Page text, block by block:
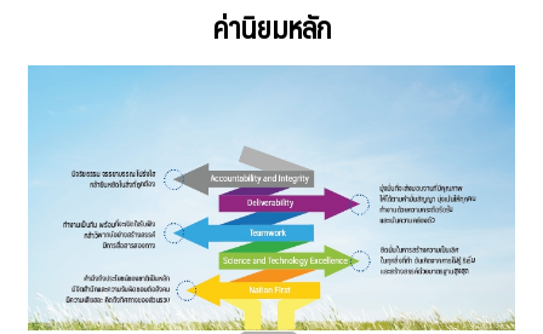
ค่านิยมหลัก